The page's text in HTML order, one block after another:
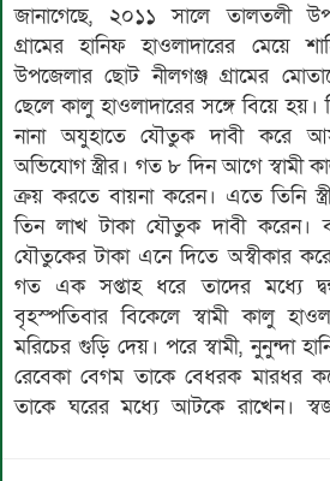
জানাগেছে, ২০১১ সালে তালতলী
গ্রামের হানিফ হাওলাদারের মেয়ে
উপজেলার ছোট নীলগঞ্জ গ্রামের
ছেলে কালু হাওলাদারের সঙ্গে বিয়ে
নানা অযুহাতে যৌতুক দাবী করে
অভিযোগ স্ত্রীর। গত ৮ দিন আগে স্বামী
ক্রয় করতে বায়না করেন। এতে তিনি
তিন লাখ টাকা যৌতুক দাবী করেন।
যৌতুকের টাকা এনে দিতে অস্বীকার
গত এক সপ্তাহ ধরে তাদের মধ্যে
বৃহস্পতিবার বিকেলে স্বামী কালু
মরিচের গুড়ি দেয়। পরে স্বামী, নুনুন্দা
রেবেকা বেগম তাকে বেধরক মারধর
তাকে ঘরের মধ্যে আটকে রাখেন।